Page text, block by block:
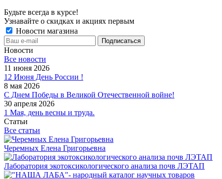
Будьте всегда в курсе!
Узнавайте о скидках и акциях первым
Новости магазина
Новости
Все новости
11 июня 2026
12 Июня День России !
8 мая 2026
С Днем Победы в Великой Отечественной войне!
30 апреля 2026
1 Мая, день весны и труда.
Статьи
Все статьи
Черемных Елена Григорьевна
Лаборатория экотоксикологического анализа почв ЛЭТАП